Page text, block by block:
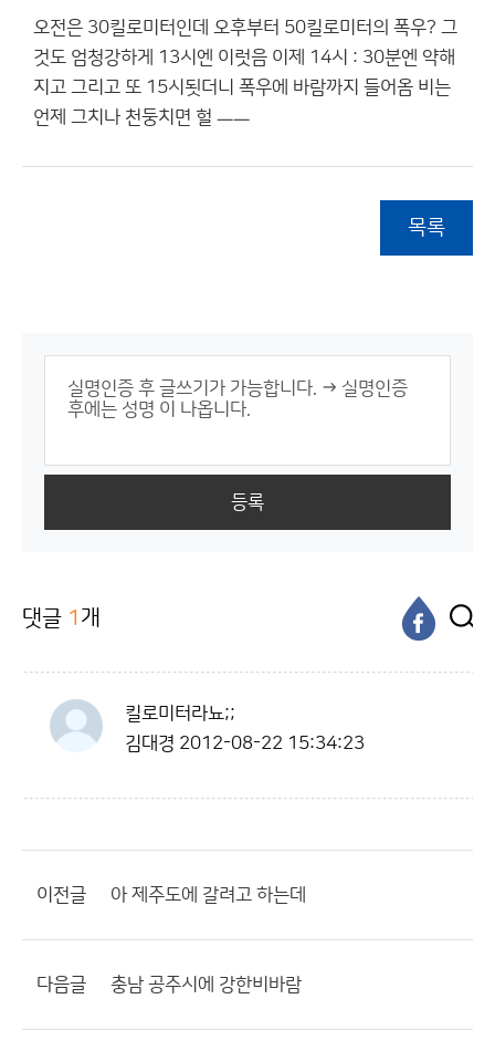
오전은 30킬로미터인데 오후부터 50킬로미터의 폭우? 그
것도 엄청강하게 13시엔 이럿음 이제 14시 : 30분엔 약해
지고 그리고 또 15시됫더니 폭우에 바람까지 들어옴 비는
언제 그치나 천둥치면 헐 ㅡㅡ
목록
등록
댓글 1 개
킬로미터라뇨;;
김대경 2012-08-22 15:34:23
이전글 아 제주도에 갈려고 하는데
다음글 충남 공주시에 강한비바람